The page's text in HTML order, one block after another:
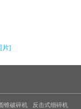
片]
锥破碎机
反击式细碎机